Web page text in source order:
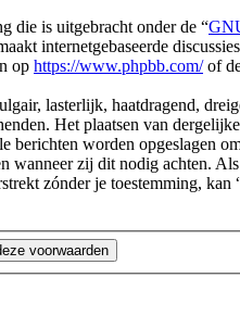
die is uitgebracht onder de “
internetgebaseerde
op https://www.phpbb.com/of
lasterlijk, haatdragend,
Het plaatsen van
worden opgeslagen
zij dit nodig achten.
zónder je toestemming,